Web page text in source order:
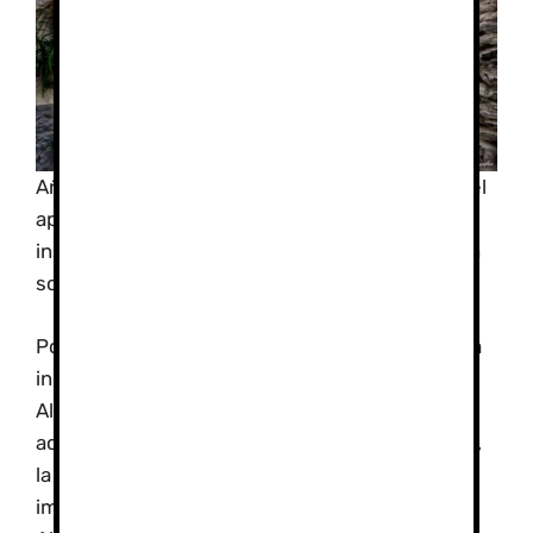
Añade que este reconocimiento debe implicar el
apoyo y la unidad de voluntades de todas las
instituciones públicas y privadas, así como de la
sociedad en general.
Por eso, el Pleno del Senado suma su apoyo a la
iniciativa de impulsar la declaración de La
Alpujarra como patrimonio de la humanidad,
acuerdo que trasladará a la Unesco, al Gobierno,
la Junta de Andalucía, los ayuntamientos
implicados y las diputaciones de Granada y